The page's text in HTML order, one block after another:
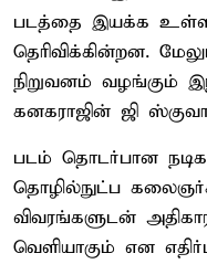
படத்தை இயக்க
தெரிவிக்கின்றன.
நிறுவனம் வழங்கும்
கனகராஜின் ஜி
படம் தொடர்பான
தொழில்நுட்ப
விவரங்களுடன்
வெளியாகும் என